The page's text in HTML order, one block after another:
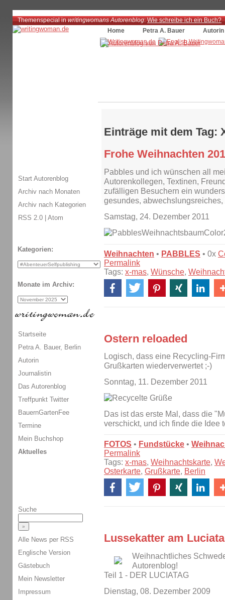
Themenspecial inwritingwomans Autorenblog:Wie schreibe ich ein Buch?
Home
Petra A. Bauer Autorin
Einträge mit dem Tag:
Frohe Weihnachten
Pabbles und ich wünschen all
Autorenkollegen, Textinen,
zufälligen Besuchern ein
gesundes,
Samstag, 24. Dezember 2011
Weihnachten • PABBLES • 0x
Permalink
Tags: x-mas, Wünsche,
Ostern reloaded
Logisch, dass eine Recycling-
Grußkarten wiederverwertet ;-)
Sonntag, 11. Dezember 2011
Das ist das erste Mal, dass die
verschickt, und ich finde die Idee
FOTOS • Fundstücke •
Permalink
Tags: x-mas, Weihnachtskarte,
Osterkarte, Grußkarte, Berlin
Lussekatter am
Weihnachtliches
Autorenblog!
Teil 1 - DER LUCIATAG
Dienstag, 08. Dezember 2009
Start Autorenblog
Archiv nach Monaten
Archiv nach Kategorien
RSS 2.0 | Atom
Kategorien:
Monate im Archiv:
Startseite
Petra A. Bauer, Berlin
Autorin
Journalistin
Das Autorenblog
Treffpunkt Twitter
BauernGartenFee
Termine
Mein Buchshop
Aktuelles
Suche
Alle News per RSS
Englische Version
Gästebuch
Mein Newsletter
Impressum